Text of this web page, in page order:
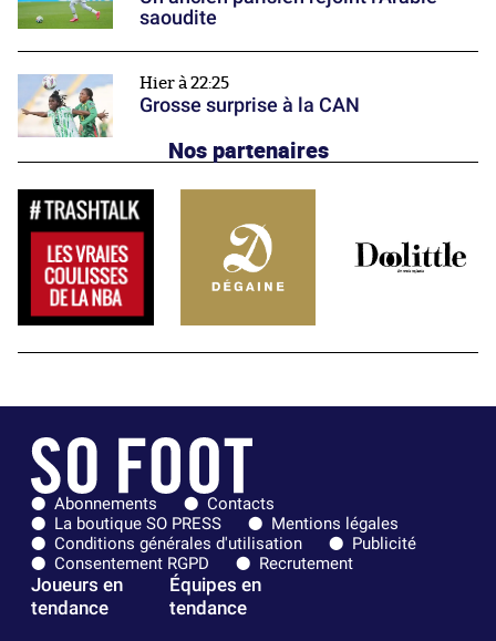
saoudite
Hier à 22:25
Grosse surprise à la CAN
Nos partenaires
Abonnements
Contacts
La boutique SO PRESS
Mentions légales
Conditions générales d'utilisation
Publicité
Consentement RGPD
Recrutement
Joueurs en
tendance
Équipes en
tendance